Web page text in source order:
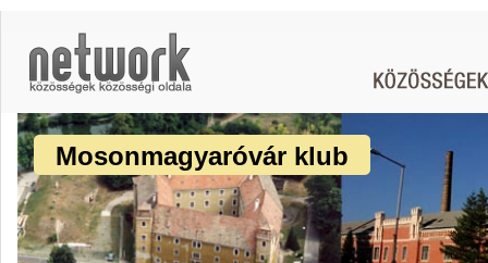
Mosonmagyaróvár klub